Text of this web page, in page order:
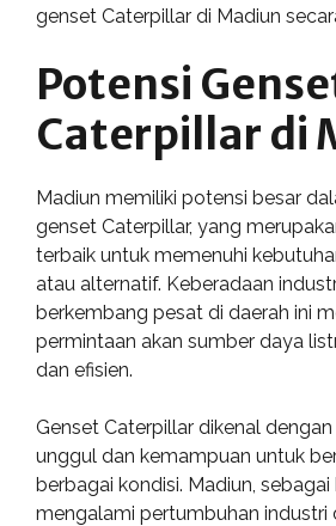
genset Caterpillar di Madiun
Potensi
Caterpillar di
Madiun memiliki potensi besar
genset Caterpillar, yang
terbaik untuk memenuhi
atau alternatif. Keberadaan
berkembang pesat di daerah ini
permintaan akan sumber daya
dan efisien.
Genset Caterpillar dikenal
unggul dan kemampuan untuk
berbagai kondisi. Madiun,
mengalami pertumbuhan industri